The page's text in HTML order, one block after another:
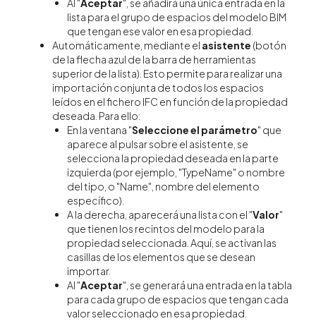
Al "Aceptar", se añadirá una única entrada en la
lista para el grupo de espacios del modelo BIM
que tengan ese valor en esa propiedad.
Automáticamente, mediante el asistente (botón
de la flecha azul de la barra de herramientas
superior de la lista). Esto permite para realizar una
importación conjunta de todos los espacios
leídos en el fichero IFC en función de la propiedad
deseada. Para ello:
En la ventana "Seleccione el parámetro" que
aparece al pulsar sobre el asistente, se
selecciona la propiedad deseada en la parte
izquierda (por ejemplo, "TypeName" o nombre
del tipo, o "Name", nombre del elemento
específico).
A la derecha, aparecerá una lista con el "Valor"
que tienen los recintos del modelo para la
propiedad seleccionada. Aquí, se activan las
casillas de los elementos que se desean
importar.
Al "Aceptar", se generará una entrada en la tabla
para cada grupo de espacios que tengan cada
valor seleccionado en esa propiedad.